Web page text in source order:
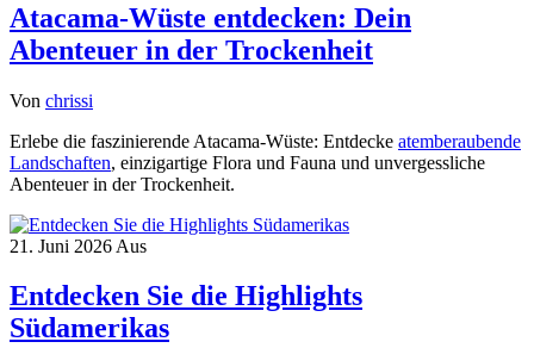
Atacama-Wüste entdecken: Dein
Abenteuer in der Trockenheit
Von chrissi
Erlebe die faszinierende Atacama-Wüste: Entdecke atemberaubende
Landschaften, einzigartige Flora und Fauna und unvergessliche
Abenteuer in der Trockenheit.
21. Juni 2026 Aus
Entdecken Sie die Highlights
Südamerikas